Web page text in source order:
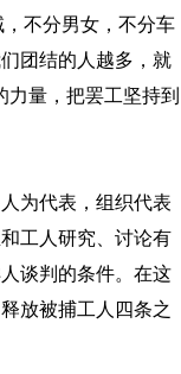
不分男女，不分车
团结的人越多，就
量，把罢工坚持到
为代表，组织代表
工人研究、讨论有
谈判的条件。在这
放被捕工人四条之